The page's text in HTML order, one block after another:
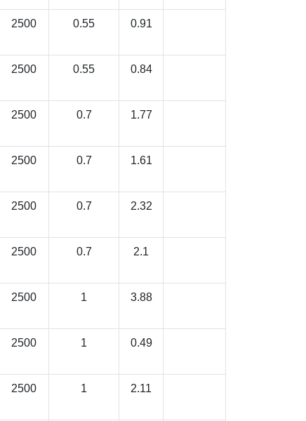
2500 0.55 0.91
2500 0.55 0.84
2500 0.7 1.77
2500 0.7 1.61
2500 0.7 2.32
2500 0.7 2.1
2500 1 3.88
2500 1 0.49
2500 1 2.11